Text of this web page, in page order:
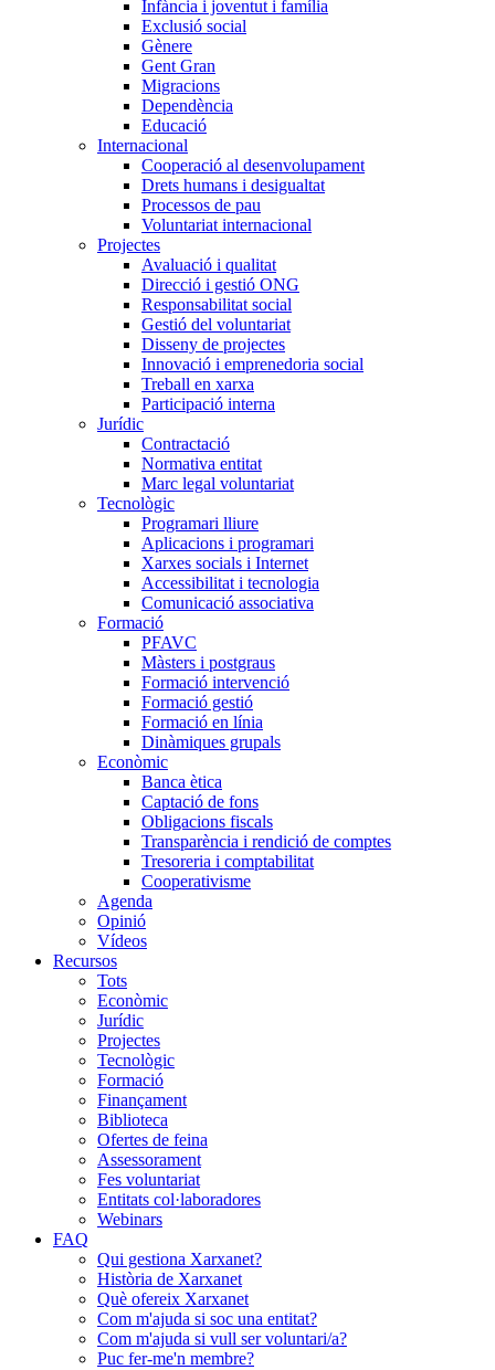
Infància i joventut i família
Exclusió social
Gènere
Gent Gran
Migracions
Dependència
Educació
Internacional
Cooperació al desenvolupament
Drets humans i desigualtat
Processos de pau
Voluntariat internacional
Projectes
Avaluació i qualitat
Direcció i gestió ONG
Responsabilitat social
Gestió del voluntariat
Disseny de projectes
Innovació i emprenedoria social
Treball en xarxa
Participació interna
Jurídic
Contractació
Normativa entitat
Marc legal voluntariat
Tecnològic
Programari lliure
Aplicacions i programari
Xarxes socials i Internet
Accessibilitat i tecnologia
Comunicació associativa
Formació
PFAVC
Màsters i postgraus
Formació intervenció
Formació gestió
Formació en línia
Dinàmiques grupals
Econòmic
Banca ètica
Captació de fons
Obligacions fiscals
Transparència i rendició de comptes
Tresoreria i comptabilitat
Cooperativisme
Agenda
Opinió
Vídeos
Recursos
Tots
Econòmic
Jurídic
Projectes
Tecnològic
Formació
Finançament
Biblioteca
Ofertes de feina
Assessorament
Fes voluntariat
Entitats col·laboradores
Webinars
FAQ
Qui gestiona Xarxanet?
Història de Xarxanet
Què ofereix Xarxanet
Com m'ajuda si soc una entitat?
Com m'ajuda si vull ser voluntari/a?
Puc fer-me'n membre?